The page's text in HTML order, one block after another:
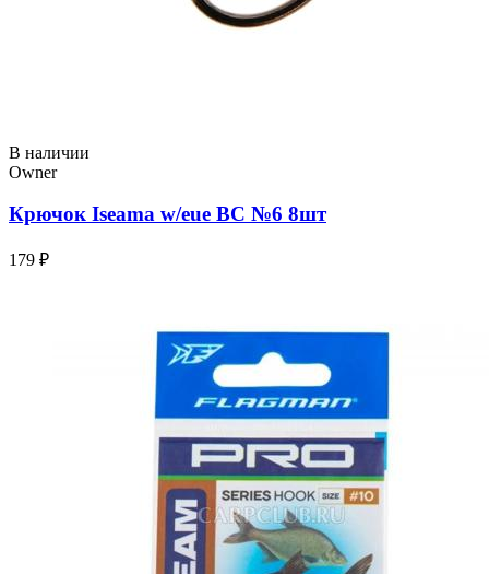
В наличии
Owner
Крючок Iseama w/eue BC №6 8шт
179 ₽